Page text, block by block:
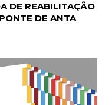
DE REABILITAÇÃO
DE ANTA